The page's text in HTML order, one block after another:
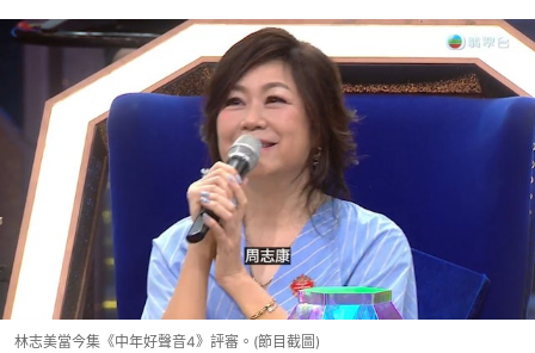
林志美當今集《中年好聲音4》評審。(節目截圖)